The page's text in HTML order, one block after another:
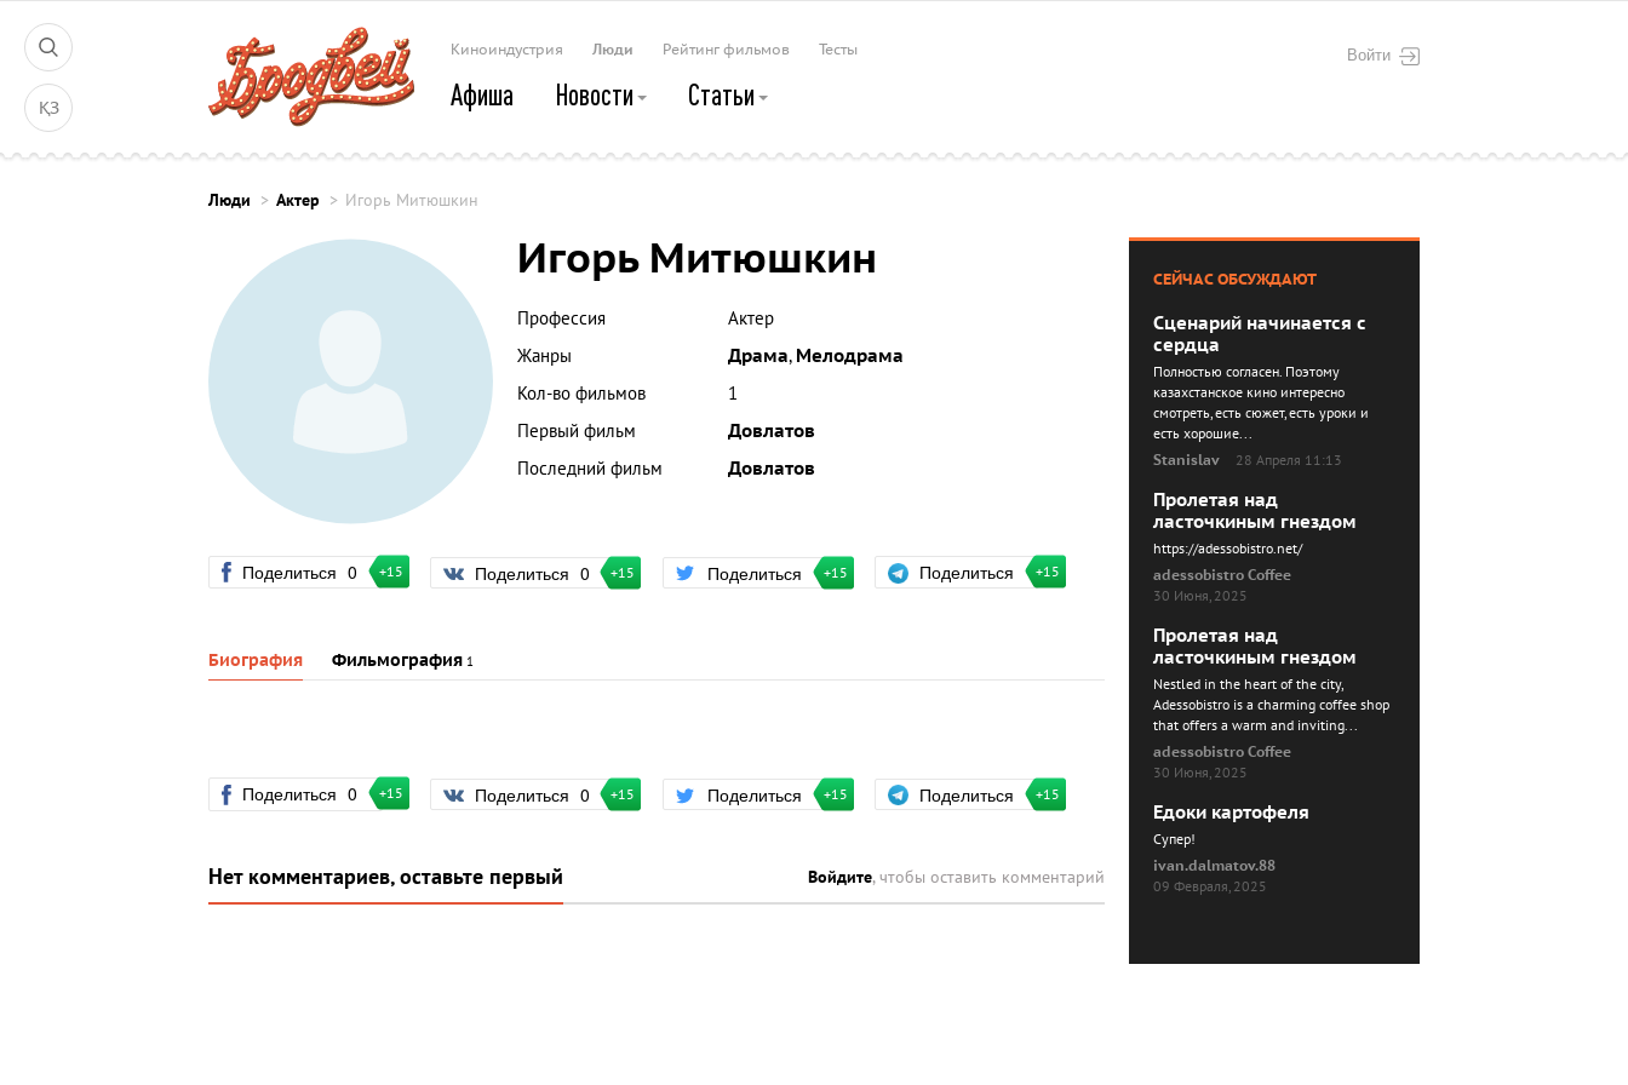
ҚЗ
Войти
Киноиндустрия Люди Рейтинг фильмов Тесты
Афиша Новости Статьи
Люди Актер Игорь Митюшкин
Игорь Митюшкин
Профессия
Актер
Жанры
Драма, Мелодрама
Кол-во фильмов
1
Первый фильм
Довлатов
Последний фильм
Довлатов
Поделиться 0 +15 Поделиться 0 +15 Поделиться +15 Поделиться +15
Биография Фильмография 1
Поделиться 0 +15 Поделиться 0 +15 Поделиться +15 Поделиться +15
Нет комментариев, оставьте первый Войдите, чтобы оставить комментарий
СЕЙЧАС ОБСУЖДАЮТ
Сценарий начинается с
сердца
Полностью согласен. Поэтому
казахстанское кино интересно
смотреть, есть сюжет, есть уроки и
есть хорошие...
Stanislav
28 Апреля 11:13
Пролетая над
ласточкиным гнездом
https://adessobistro.net/
adessobistro Coffee
30 Июня, 2025
Пролетая над
ласточкиным гнездом
Nestled in the heart of the city,
Adessobistro is a charming coffee shop
that offers a warm and inviting...
adessobistro Coffee
30 Июня, 2025
Едоки картофеля
Cупер!
ivan.dalmatov.88
09 Февраля, 2025